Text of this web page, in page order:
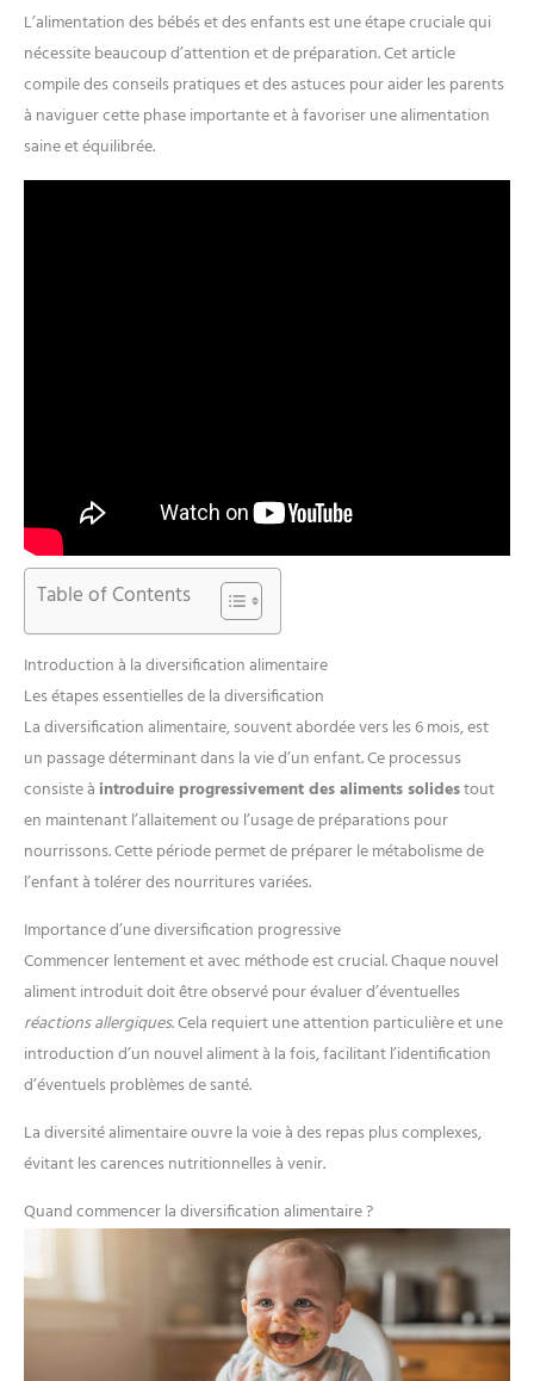
L’alimentation des bébés et des enfants est une étape cruciale qui
nécessite beaucoup d’attention et de préparation. Cet article
compile des conseils pratiques et des astuces pour aider les parents
à naviguer cette phase importante et à favoriser une alimentation
saine et équilibrée.
Table of Contents
Introduction à la diversification alimentaire
Les étapes essentielles de la diversification
La diversification alimentaire, souvent abordée vers les 6 mois, est
un passage déterminant dans la vie d’un enfant. Ce processus
consiste à introduire progressivement des aliments solidestout
en maintenant l’allaitement ou l’usage de préparations pour
nourrissons. Cette période permet de préparer le métabolisme de
l’enfant à tolérer des nourritures variées.
Importance d’une diversification progressive
Commencer lentement et avec méthode est crucial. Chaque nouvel
aliment introduit doit être observé pour évaluer d’éventuelles
réactions allergiques. Cela requiert une attention particulière et une
introduction d’un nouvel aliment à la fois, facilitant l’identification
d’éventuels problèmes de santé.
La diversité alimentaire ouvre la voie à des repas plus complexes,
évitant les carences nutritionnelles à venir.
Quand commencer la diversification alimentaire ?